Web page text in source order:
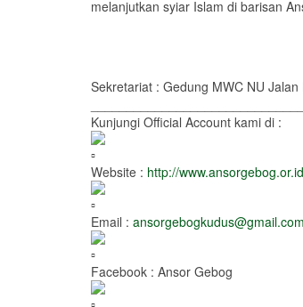
melanjutkan syiar Islam di barisan
Sekretariat : Gedung MWC NU
Kunjungi Official Account kami di :
Website : http://www.ansorgebog.or.id
Email : ansorgebogkudus@gmail.com
Facebook : Ansor Gebog